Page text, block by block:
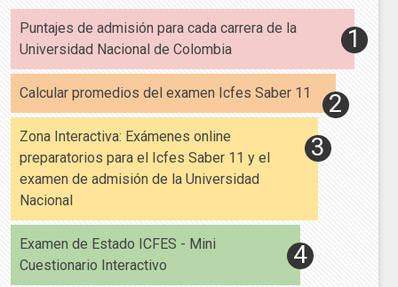
Puntajes de admisión para cada carrera de la
Universidad Nacional de Colombia
Calcular promedios del examen Icfes Saber 11
Zona Interactiva: Exámenes online
preparatorios para el Icfes Saber 11 y el
examen de admisión de la Universidad
Nacional
Examen de Estado ICFES - Mini
Cuestionario Interactivo